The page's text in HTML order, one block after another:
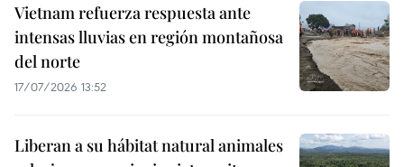
Vietnam refuerza respuesta ante
intensas lluvias en región montañosa
del norte
17/07/2026 13:52
Liberan a su hábitat natural animales